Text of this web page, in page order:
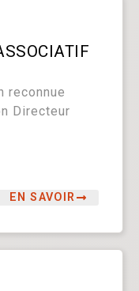
reconnue
Directeur
EN SAVOIR